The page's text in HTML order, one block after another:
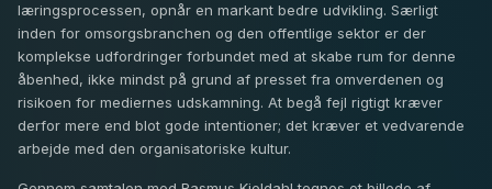
læringsprocessen, opnår en markant bedre udvikling. Særligt
inden for omsorgsbranchen og den offentlige sektor er der
komplekse udfordringer forbundet med at skabe rum for denne
åbenhed, ikke mindst på grund af presset fra omverdenen og
risikoen for mediernes udskamning. At begå fejl rigtigt kræver
derfor mere end blot gode intentioner; det kræver et vedvarende
arbejde med den organisatoriske kultur.